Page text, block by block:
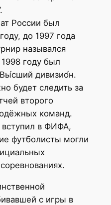
России был
до 1997 года
назывался
году был
дивизио́н.
будет следить за
второго
команд.
вступил в ФИФА,
футболисты могли
с игры в